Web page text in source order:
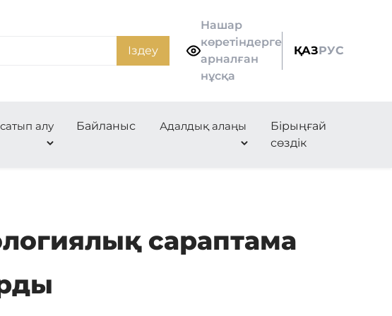
Іздеу
Нашар
көретіндерге
арналған
нұсқа
ҚАЗРУС
алу Байланыс Адалдық алаңы
Бірыңғай
сөздік
сараптама